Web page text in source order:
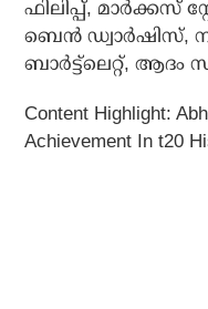
ഫിലിപ്പ്, മാര്‍ക്കസ്
ബെന്‍ ഡ്വാര്‍ഷിസ്,
ബാര്‍ട്ട്ലെറ്റ്, ആദം
Content Highlight:
Achievement In t20